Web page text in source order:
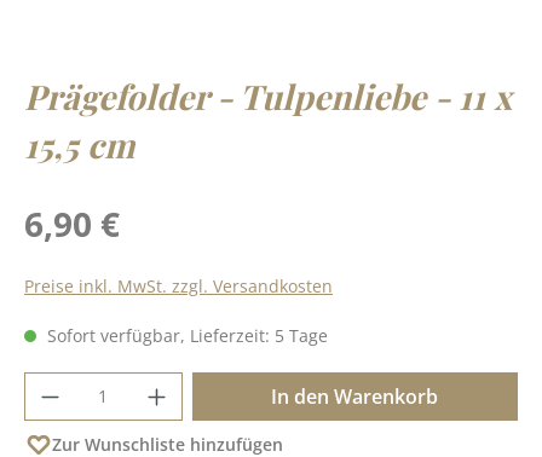
Prägefolder - Tulpenliebe - 11 x
15,5 cm
Regulärer Preis:
6,90 €
Preise inkl. MwSt. zzgl. Versandkosten
Sofort verfügbar, Lieferzeit: 5 Tage
Produkt Anzahl: Gib den gewünschten
In den Warenkorb
Zur Wunschliste hinzufügen